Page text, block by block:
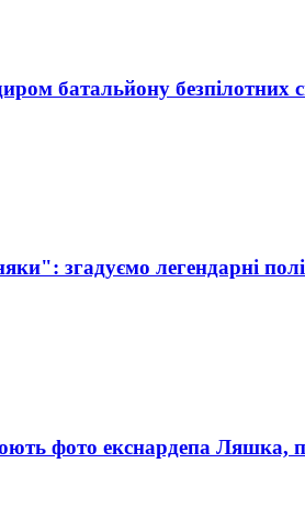
батальйону безпілотних
згадуємо легендарні
фото екснардепа Ляшка,